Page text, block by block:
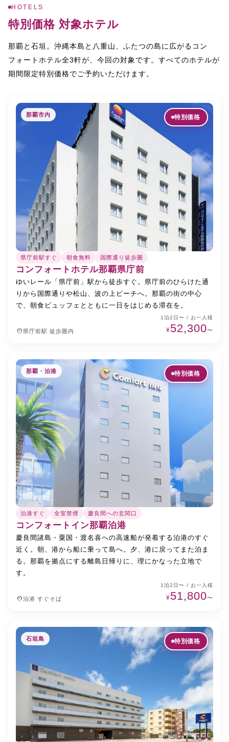
HOTELS
特別価格 対象ホテル
那覇と石垣。沖縄本島と八重山、ふたつの島に広がるコン
フォートホテル全3軒が、今回の対象です。すべてのホテルが
期間限定特別価格でご予約いただけます。
那覇市内 特別価格
県庁前駅すぐ 朝食無料 国際通り徒歩圏
コンフォートホテル那覇県庁前
ゆいレール「県庁前」駅から徒歩すぐ。県庁前のひらけた通
りから国際通りや松山、波の上ビーチへ。那覇の街の中心
で、朝食ビュッフェとともに一日をはじめる滞在を。
place 県庁前駅 徒歩圏内
1泊2日〜 / お一人様
¥52,300〜
那覇・泊港 特別価格
泊港すぐ 全室禁煙 慶良間への玄関口
コンフォートイン那覇泊港
慶良間諸島・粟国・渡名喜への高速船が発着する泊港のすぐ
近く。朝、港から船に乗って島へ。夕、港に戻ってまた泊ま
る。那覇を拠点にする離島日帰りに、理にかなった立地で
す。
place泊港 すぐそば
1泊2日〜 / お一人様
¥51,800〜
石垣島 特別価格